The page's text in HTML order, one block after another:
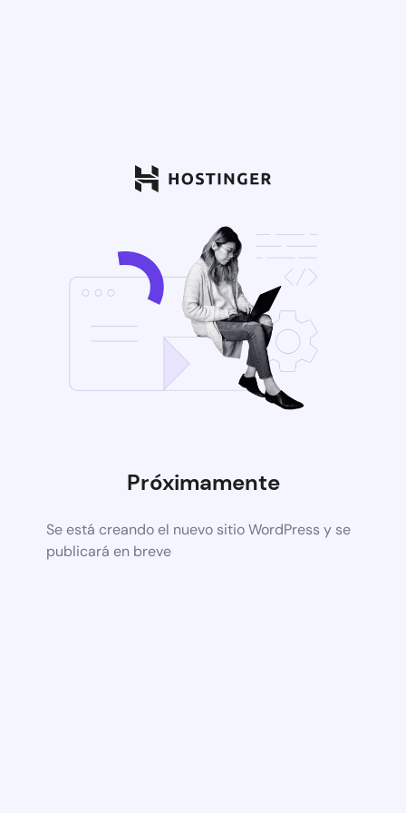
Próximamente
Se está creando el nuevo sitio WordPress y se
publicará en breve